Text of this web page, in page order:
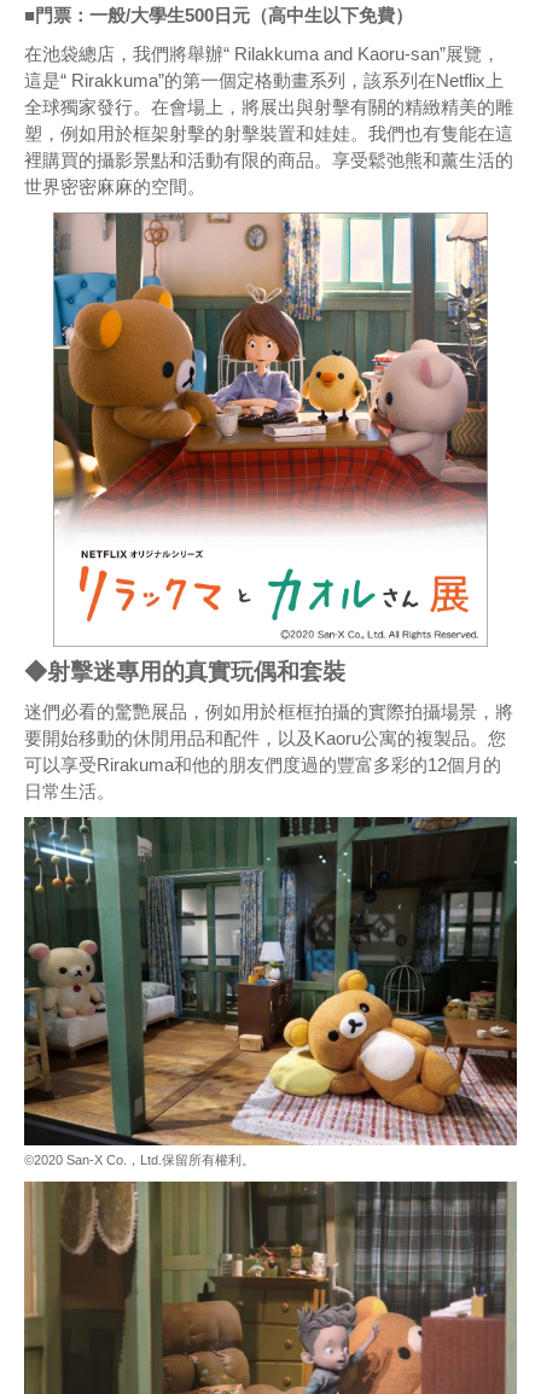
■門票：一般/大學生500日元（高中生以下免費）
在池袋總店，我們將舉辦“ Rilakkuma and Kaoru-san”展覽，
這是“ Rirakkuma”的第一個定格動畫系列，該系列在Netflix上
全球獨家發行。在會場上，將展出與射擊有關的精緻精美的雕
塑，例如用於框架射擊的射擊裝置和娃娃。我們也有隻能在這
裡購買的攝影景點和活動有限的商品。享受鬆弛熊和薰生活的
世界密密麻麻的空間。
◆射擊迷專用的真實玩偶和套裝
迷們必看的驚艷展品，例如用於框框拍攝的實際拍攝場景，將
要開始移動的休閒用品和配件，以及Kaoru公寓的複製品。您
可以享受Rirakuma和他的朋友們度過的豐富多彩的12個月的
日常生活。
©2020 San-X Co.，Ltd.保留所有權利。